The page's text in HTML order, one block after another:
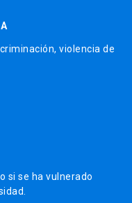
violencia de
si se ha vulnerado